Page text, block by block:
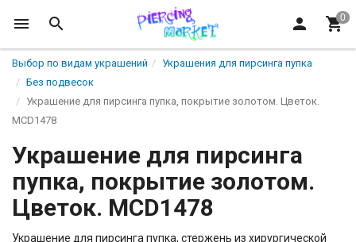
Выбор по видам украшений
Украшения для пирсинга пупка
Без подвесок
Украшение для пирсинга пупка, покрытие золотом. Цветок.
MCD1478
Украшение для пирсинга
пупка, покрытие золотом.
Цветок. MCD1478
Украшение для пирсинга пупка, стержень из хирургической